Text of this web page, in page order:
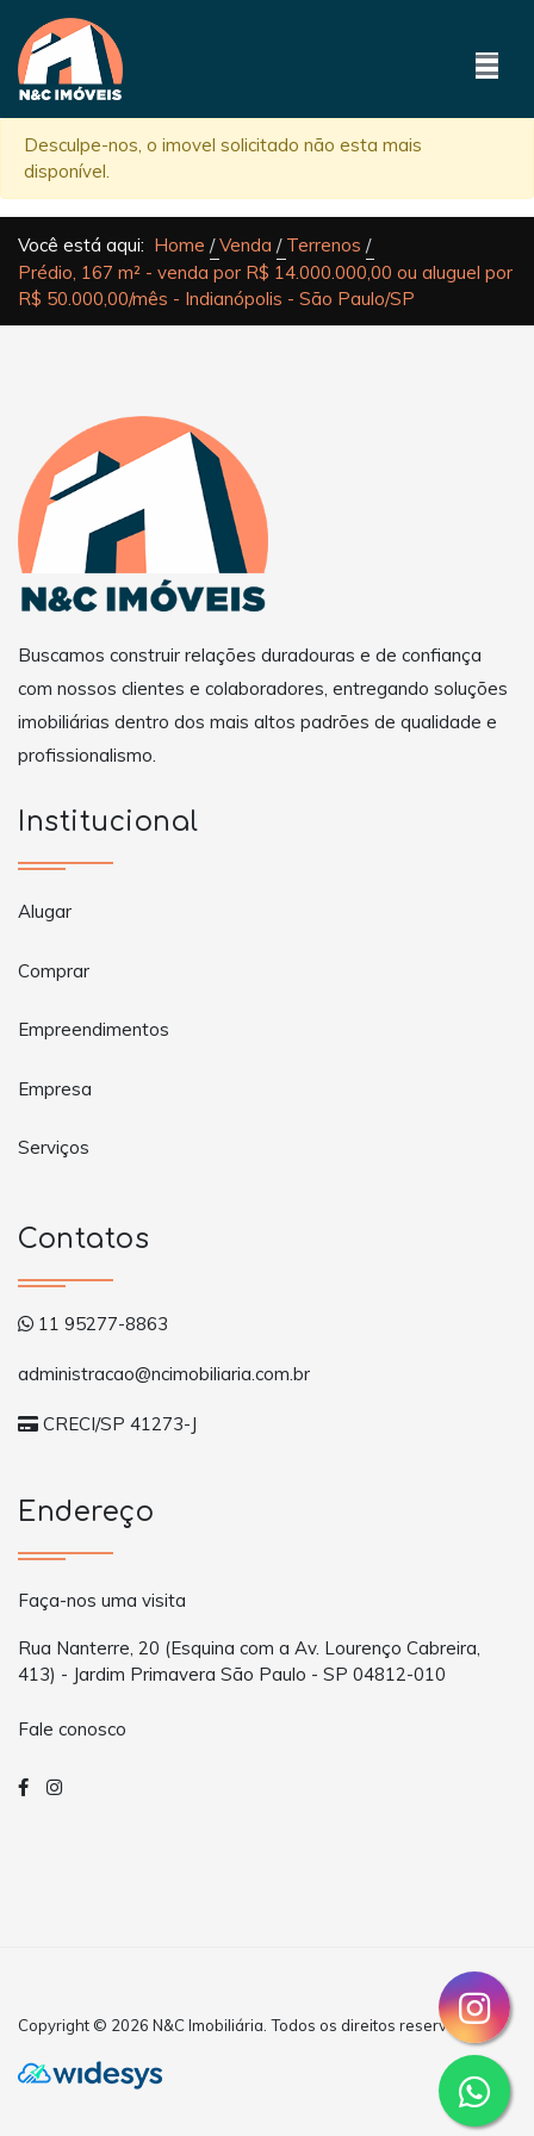
Desculpe-nos, o imovel solicitado não esta mais
disponível.
Você está aqui: Home Venda
Terrenos
Prédio, 167 m² - venda por R$ 14.000.000,00 ou aluguel por
R$ 50.000,00/mês - Indianópolis - São Paulo/SP
Buscamos construir relações duradouras e de confiança
com nossos clientes e colaboradores, entregando soluções
imobiliárias dentro dos mais altos padrões de qualidade e
profissionalismo.
Institucional
Alugar
Comprar
Empreendimentos
Empresa
Serviços
Contatos
11 95277-8863
administracao@ncimobiliaria.com.br
CRECI/SP 41273-J
Endereço
Faça-nos uma visita
Rua Nanterre, 20 (Esquina com a Av. Lourenço Cabreira,
413) - Jardim Primavera São Paulo - SP 04812-010
Fale conosco
Copyright © 2026 N&C Imobiliária. Todos os direitos reservados.